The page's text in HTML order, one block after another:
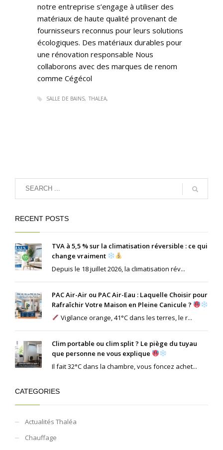
notre entreprise s’engage à utiliser des
matériaux de haute qualité provenant de
fournisseurs reconnus pour leurs solutions
écologiques. Des matériaux durables pour
une rénovation responsable Nous
collaborons avec des marques de renom
comme Cégécol
SALLE DE BAINS THALEA
RECENT POSTS
TVA à 5,5 % sur la climatisation réversible : ce qui
change vraiment
Depuis le 18 juillet 2026, la climatisation rév...
PAC Air-Air ou PAC Air-Eau : Laquelle Choisir pour
Rafraîchir Votre Maison en Pleine Canicule ?
Vigilance orange, 41°C dans les terres, le r...
Clim portable ou clim split ? Le piège du tuyau
que personne ne vous explique
Il fait 32°C dans la chambre, vous foncez achet...
CATEGORIES
Actualités Thaléa
Chauffage